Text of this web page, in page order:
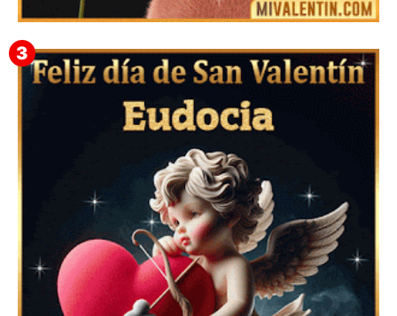
Mensajes Tarjetas y GiF de San Valentín para Amigas